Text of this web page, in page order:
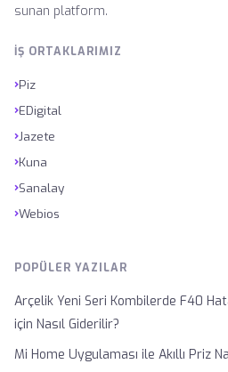
sunan platform.
İŞ ORTAKLARIMIZ
›Piz
›EDigital
›Jazete
›Kuna
›Sanalay
›Webios
POPÜLER YAZILAR
Arçelik Yeni Seri Kombilerde F40
için Nasıl Giderilir?
Mi Home Uygulaması ile Akıllı Priz